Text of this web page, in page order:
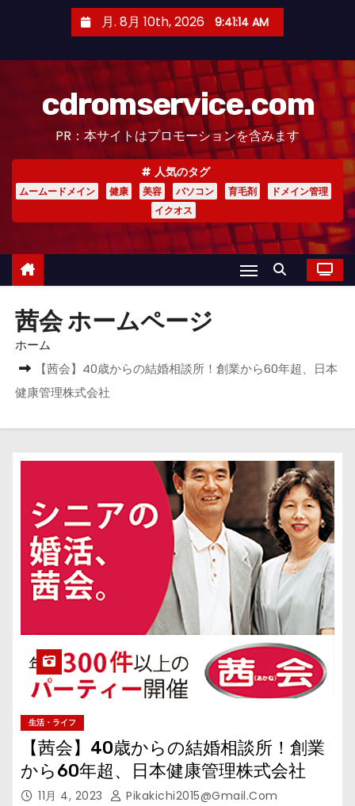
月. 8月 10th, 2026 9:41:15 AM
cdromservice.com
PR：本サイトはプロモーションを含みます
人気のタグ
ムームードメイン 健康 美容 パソコン 育毛剤
ドメイン管理
イクオス
茜会 ホームページ
ホーム
【茜会】40歳からの結婚相談所！創業から60年超、日本
健康管理株式会社
生活・ライフ
【茜会】40歳からの結婚相談所！創業
から60年超、日本健康管理株式会社
11月 4, 2023 Pikakichi2015@gmail.com